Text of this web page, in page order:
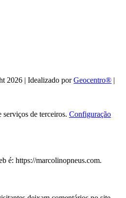
2026 | Idealizado porGeocentro® |
de terceiros. Configuração
é: https://marcolinopneus.com.